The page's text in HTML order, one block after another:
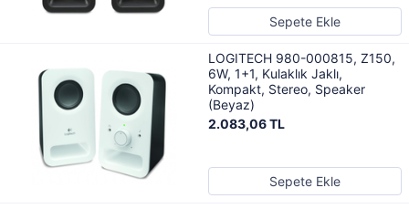
Sepete Ekle
LOGITECH 980-000815, Z150,
6W, 1+1, Kulaklık Jaklı,
Kompakt, Stereo, Speaker
(Beyaz)
2.083,06 TL
Sepete Ekle